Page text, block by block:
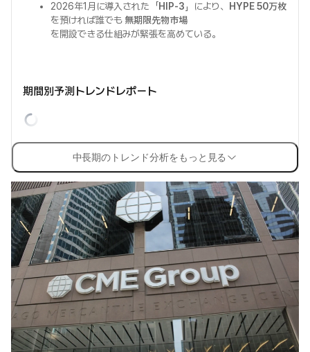
2026年1月に導入された「 HIP-3 」により、
HYPE 50万枚
を預ければ誰でも 無期限先物市場
を開設できる仕組みが緊張を高めている。
期間別予測トレンドレポート
中長期のトレンド分析をもっと見る